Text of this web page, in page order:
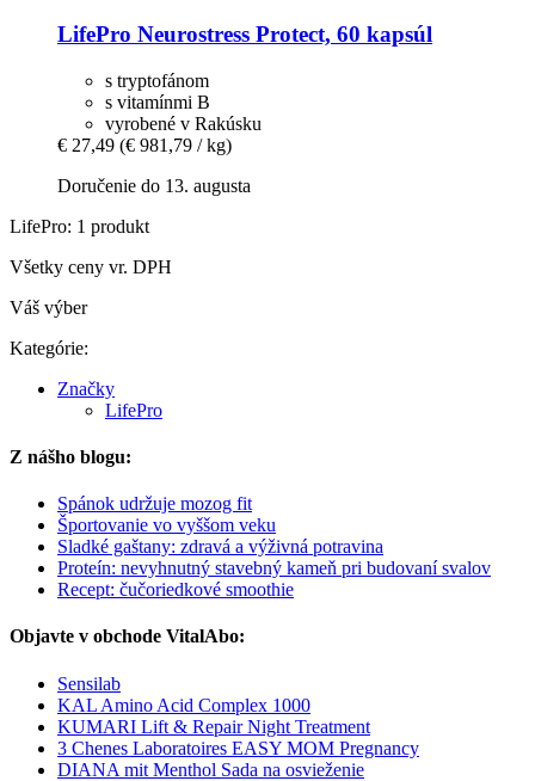
LifePro Neurostress Protect, 60 kapsúl
s tryptofánom
s vitamínmi B
vyrobené v Rakúsku
€ 27,49 (€ 981,79 / kg)
Doručenie do 13. augusta
LifePro: 1 produkt
Všetky ceny vr. DPH
Váš výber
Kategórie:
Značky
LifePro
Z nášho blogu:
Spánok udržuje mozog fit
Športovanie vo vyššom veku
Sladké gaštany: zdravá a výživná potravina
Proteín: nevyhnutný stavebný kameň pri budovaní svalov
Recept: čučoriedkové smoothie
Objavte v obchode VitalAbo:
Sensilab
KAL Amino Acid Complex 1000
KUMARI Lift & Repair Night Treatment
3 Chenes Laboratoires EASY MOM Pregnancy
DIANA mit Menthol Sada na osvieženie